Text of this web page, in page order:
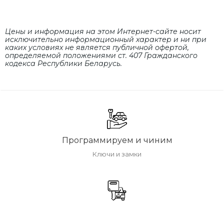
Цены и информация на этом Интернет-сайте носит
исключительно информационный характер и ни при
каких условиях не является публичной офертой,
определяемой положениями cт. 407 Гражданского
кодекса Республики Беларусь.
Программируем и чиним
Ключи и замки